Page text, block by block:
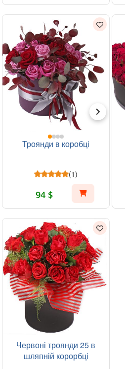
Троянди в коробці
(1)
94 $
Червоні троянди 25 в
шляпній корорбці